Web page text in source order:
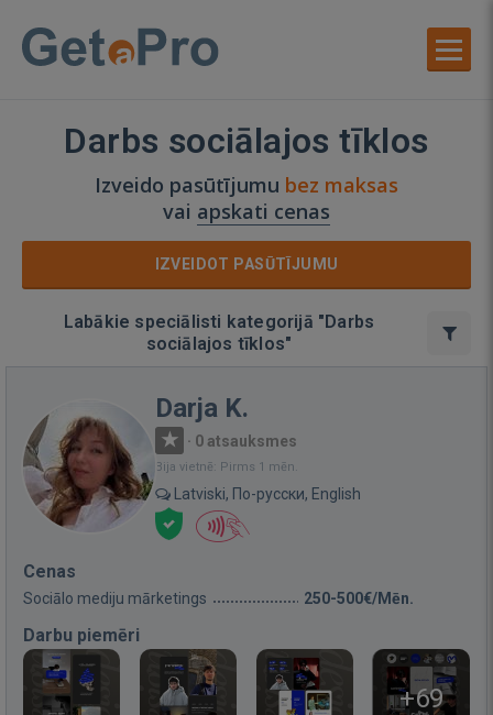
Darbs sociālajos tīklos
Izveido pasūtījumu bez maksas
vai apskati cenas
IZVEIDOT PASŪTĪJUMU
Labākie speciālisti kategorijā "Darbs
sociālajos tīklos"
Darja K.
· 0 atsauksmes
Bija vietnē: Pirms 1 mēn.
Latviski, По-русски, English
Cenas
Sociālo mediju mārketings 250-500€/Mēn.
Darbu piemēri
+69